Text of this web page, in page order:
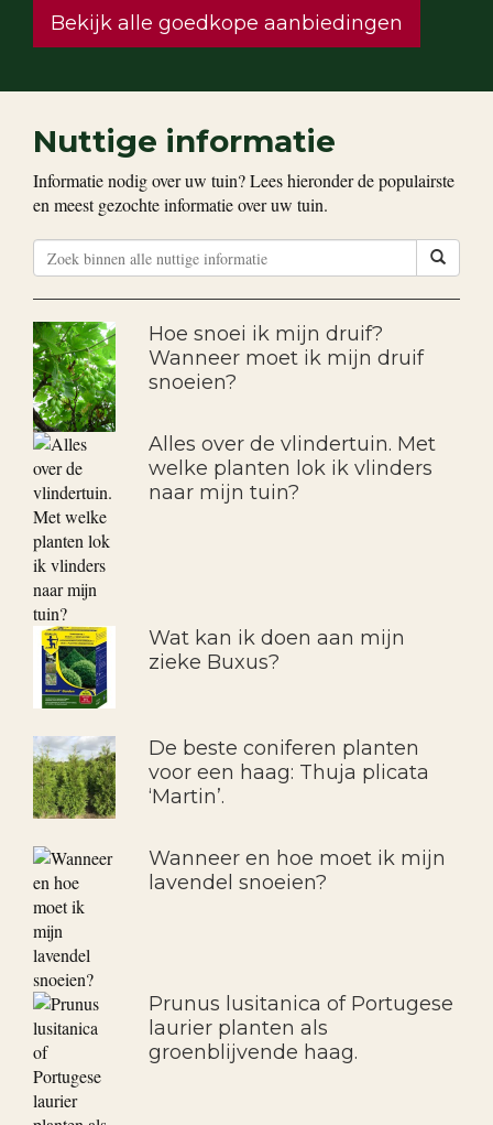
Bekijk alle goedkope aanbiedingen
Nuttige informatie
Informatie nodig over uw tuin? Lees hieronder de populairste
en meest gezochte informatie over uw tuin.
Hoe snoei ik mijn druif?
Wanneer moet ik mijn druif
snoeien?
Alles over de vlindertuin. Met
welke planten lok ik vlinders
naar mijn tuin?
Wat kan ik doen aan mijn
zieke Buxus?
De beste coniferen planten
voor een haag: Thuja plicata
‘Martin’.
Wanneer en hoe moet ik mijn
lavendel snoeien?
Prunus lusitanica of Portugese
laurier planten als
groenblijvende haag.